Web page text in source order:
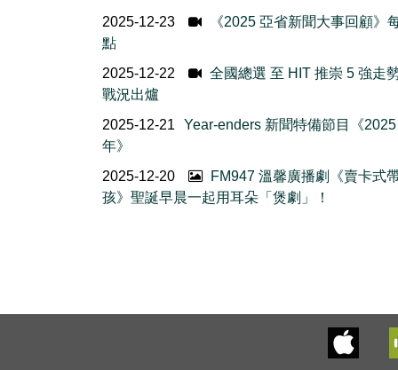
2025-12-23
《2025 亞省新聞大事回顧》
點
2025-12-22
全國總選 至 HIT 推崇 5 強走
戰況出爐
2025-12-21
Year-enders 新聞特備節目《
年》
2025-12-20
FM947 溫馨廣播劇《賣卡式
孩》聖誕早晨一起用耳朵「煲劇」！